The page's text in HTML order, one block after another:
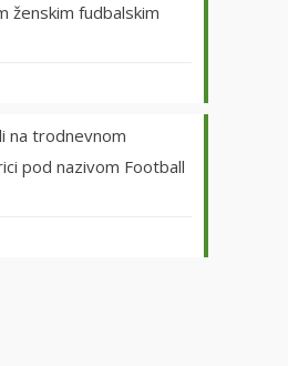
ženskim fudbalskim
na trodnevnom
pod nazivom Football